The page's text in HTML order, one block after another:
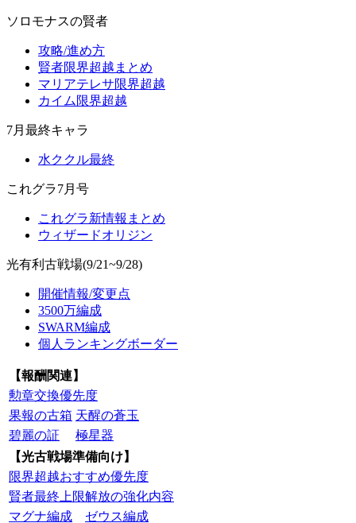
ソロモナスの賢者
攻略/進め方
賢者限界超越まとめ
マリアテレサ限界超越
カイム限界超越
7月最終キャラ
水ククル最終
これグラ7月号
これグラ新情報まとめ
ウィザードオリジン
光有利古戦場(9/21~9/28)
開催情報/変更点
3500万編成
SWARM編成
個人ランキングボーダー
【報酬関連】
勲章交換優先度
果報の古箱 天醒の蒼玉
碧麗の証
極星器
【光古戦場準備向け】
限界超越おすすめ優先度
賢者最終上限解放の強化内容
マグナ編成
ゼウス編成